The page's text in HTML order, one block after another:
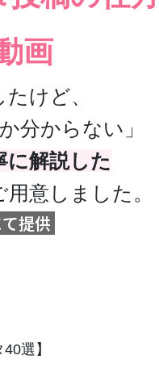
画
けど、
分からない」
に解説した
意しました。
提供
選】